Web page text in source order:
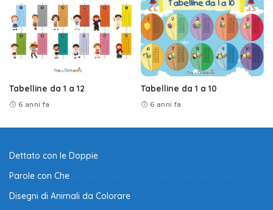
Tabelline da 1 a 12
6 anni fa
Tabelline da 1 a 10
6 anni fa
Dettato con le Doppie
Parole con Che
Disegni di Animali da Colorare